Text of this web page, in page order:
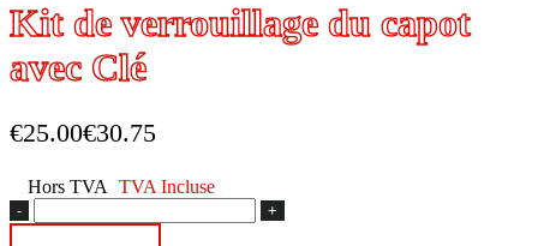
Kit de verrouillage du capot
avec Clé
€25.00€30.75
Hors TVA
TVA Incluse
de